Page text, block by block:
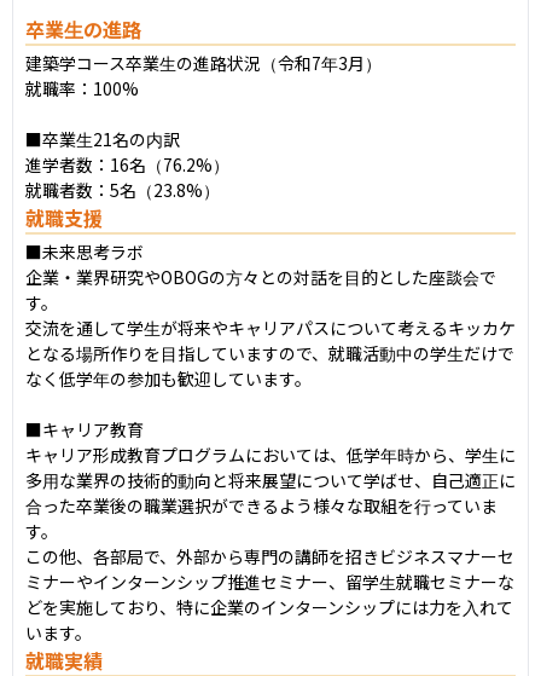
卒業生の進路
建築学コース卒業生の進路状況（令和7年3月）
就職率：100%
■卒業生21名の内訳
進学者数：16名（76.2%）
就職者数：5名（23.8%）
就職支援
■未来思考ラボ
企業・業界研究やOBOGの方々との対話を目的とした座談会で
す。
交流を通して学生が将来やキャリアパスについて考えるキッカケ
となる場所作りを目指していますので、就職活動中の学生だけで
なく低学年の参加も歓迎しています。
■キャリア教育
キャリア形成教育プログラムにおいては、低学年時から、学生に
多用な業界の技術的動向と将来展望について学ばせ、自己適正に
合った卒業後の職業選択ができるよう様々な取組を行っていま
す。
この他、各部局で、外部から専門の講師を招きビジネスマナーセ
ミナーやインターンシップ推進セミナー、留学生就職セミナーな
どを実施しており、特に企業のインターンシップには力を入れて
います。
就職実績